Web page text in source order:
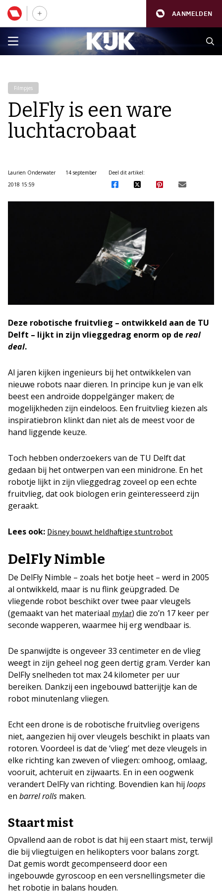
AANMELDEN
Filmpjes
DelFly is een ware
luchtacrobaat
Laurien Onderwater
14 september
2018 15:59
Deel dit artikel:
Deze robotische fruitvlieg – ontwikkeld aan de TU
Delft – lijkt in zijn vlieggedrag enorm op de real
deal.
Al jaren kijken ingenieurs bij het ontwikkelen van
nieuwe robots naar dieren. In principe kun je van elk
beest een androïde doppelgänger maken; de
mogelijkheden zijn eindeloos. Een fruitvlieg kiezen als
inspiratiebron klinkt dan niet als de meest voor de
hand liggende keuze.
Toch hebben onderzoekers van de TU Delft dat
gedaan bij het ontwerpen van een minidrone. En het
robotje lijkt in zijn vlieggedrag zoveel op een echte
fruitvlieg, dat ook biologen erin geïnteresseerd zijn
geraakt.
Lees ook: Disney bouwt heldhaftige stuntrobot
DelFly Nimble
De DelFly Nimble – zoals het botje heet – werd in 2005
al ontwikkeld, maar is nu flink geüpgraded. De
vliegende robot beschikt over twee paar vleugels
(gemaakt van het materiaal mylar) die zo’n 17 keer per
seconde wapperen, waarmee hij erg wendbaar is.
De spanwijdte is ongeveer 33 centimeter en de vlieg
weegt in zijn geheel nog geen dertig gram. Verder kan
DelFly snelheden tot max 24 kilometer per uur
bereiken. Dankzij een ingebouwd batterijtje kan de
robot minutenlang vliegen.
Echt een drone is de robotische fruitvlieg overigens
niet, aangezien hij over vleugels beschikt in plaats van
rotoren. Voordeel is dat de ‘vlieg’ met deze vleugels in
elke richting kan zweven of vliegen: omhoog, omlaag,
vooruit, achteruit en zijwaarts. En in een oogwenk
verandert DelFly van richting. Bovendien kan hij loops
en barrel rolls maken.
Staart mist
Opvallend aan de robot is dat hij een staart mist, terwijl
die bij vliegtuigen en helikopters voor balans zorgt.
Dat gemis wordt gecompenseerd door een
ingebouwde gyroscoop en een versnellingsmeter die
het robotje in balans houden.